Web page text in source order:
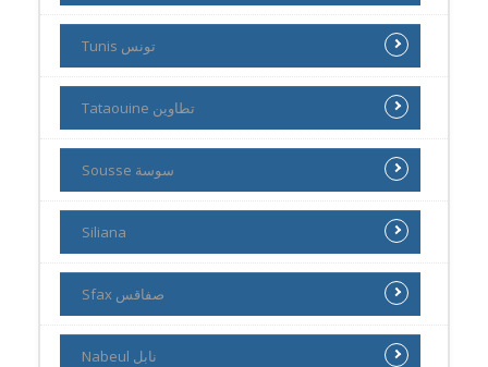
Tunis تونس
Tataouine تطاوين
Sousse سوسة
Siliana
Sfax صفاقس
Nabeul نابل